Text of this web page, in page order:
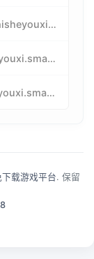
tanchisheyouxicelv.smartwatchmanufacturer.cn
qipaiyouxi.smartwatchmanufacturer.cn
yizhiyouxi.smartwatchmanufacturer.cn
载游戏平台. 保留